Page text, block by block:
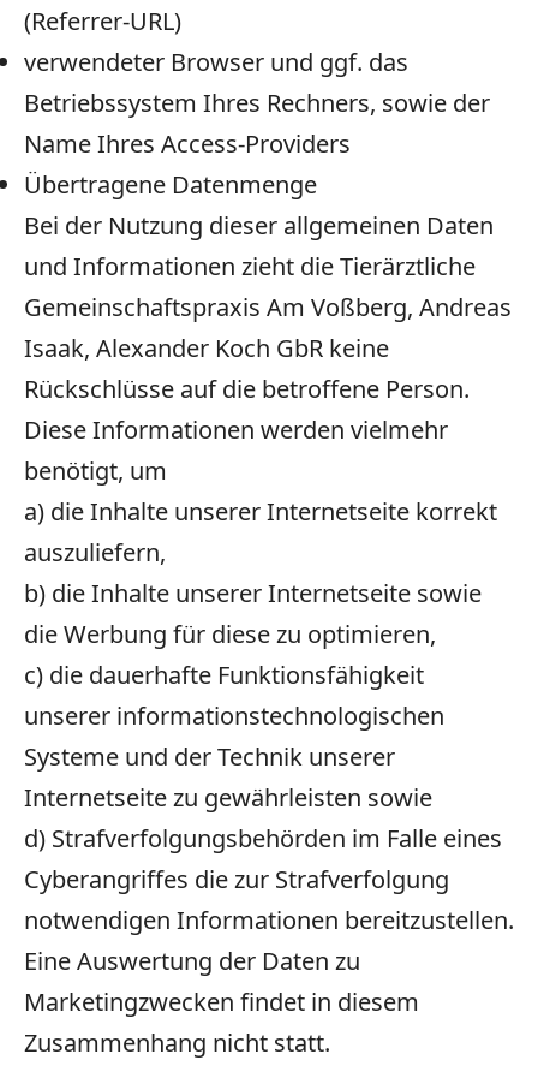
(Referrer-URL)
verwendeter Browser und ggf. das
Betriebssystem Ihres Rechners, sowie der
Name Ihres Access-Providers
Übertragene Datenmenge
Bei der Nutzung dieser allgemeinen Daten
und Informationen zieht die Tierärztliche
Gemeinschaftspraxis Am Voßberg, Andreas
Isaak, Alexander Koch GbR keine
Rückschlüsse auf die betroffene Person.
Diese Informationen werden vielmehr
benötigt, um
a) die Inhalte unserer Internetseite korrekt
auszuliefern,
b) die Inhalte unserer Internetseite sowie
die Werbung für diese zu optimieren,
c) die dauerhafte Funktionsfähigkeit
unserer informationstechnologischen
Systeme und der Technik unserer
Internetseite zu gewährleisten sowie
d) Strafverfolgungsbehörden im Falle eines
Cyberangriffes die zur Strafverfolgung
notwendigen Informationen bereitzustellen.
Eine Auswertung der Daten zu
Marketingzwecken findet in diesem
Zusammenhang nicht statt.